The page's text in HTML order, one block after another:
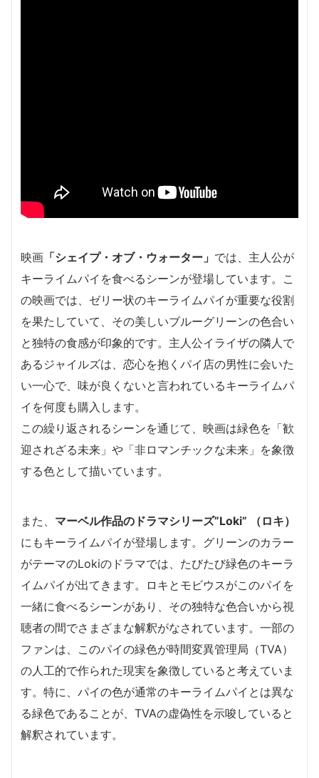
映画 「シェイプ・オブ・ウォーター」 では、主人公が
キーライムパイを食べるシーンが登場しています。こ
の映画では、ゼリー状のキーライムパイが重要な役割
を果たしていて、その美しいブルーグリーンの色合い
と独特の食感が印象的です。主人公イライザの隣人で
あるジャイルズは、恋心を抱くパイ店の男性に会いた
い一心で、味が良くないと言われているキーライムパ
イを何度も購入します。
この繰り返されるシーンを通じて、映画は緑色を「歓
迎されざる未来」や「非ロマンチックな未来」を象徴
する色として描いています。
また、 マーベル作品のドラマシリーズ”Loki” （ロキ）
にもキーライムパイが登場します。グリーンのカラー
がテーマのLokiのドラマでは、たびたび緑色のキーラ
イムパイが出てきます。ロキとモビウスがこのパイを
一緒に食べるシーンがあり、その独特な色合いから視
聴者の間でさまざまな解釈がなされています。一部の
ファンは、このパイの緑色が時間変異管理局（TVA）
の人工的で作られた現実を象徴していると考えていま
す。特に、パイの色が通常のキーライムパイとは異な
る緑色であることが、TVAの虚偽性を示唆していると
解釈されています。